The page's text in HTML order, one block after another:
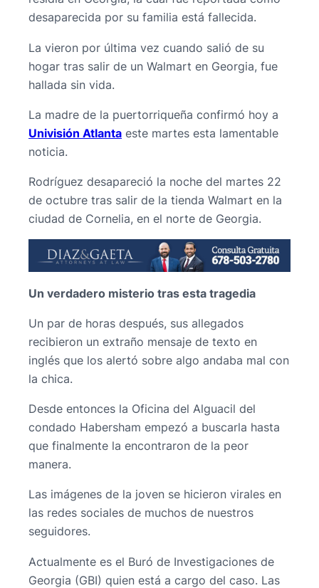
desaparecida por su familia está fallecida.
La vieron por última vez cuando salió de su
hogar tras salir de un Walmart en Georgia, fue
hallada sin vida.
La madre de la puertorriqueña confirmó hoy a
Univisión Atlanta este martes esta lamentable
noticia.
Rodríguez desapareció la noche del martes 22
de octubre tras salir de la tienda Walmart en la
ciudad de Cornelia, en el norte de Georgia.
Un verdadero misterio tras esta tragedia
Un par de horas después, sus allegados
recibieron un extraño mensaje de texto en
inglés que los alertó sobre algo andaba mal con
la chica.
Desde entonces la Oficina del Alguacil del
condado Habersham empezó a buscarla hasta
que finalmente la encontraron de la peor
manera.
Las imágenes de la joven se hicieron virales en
las redes sociales de muchos de nuestros
seguidores.
Actualmente es el Buró de Investigaciones de
Georgia (GBI) quien está a cargo del caso. Las